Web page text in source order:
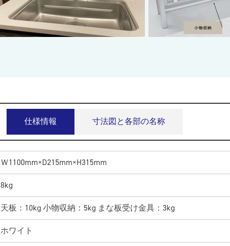
仕様情報 寸法図と各部の名称
Ｗ1100mm×D215mm×H315mm
8kg
天板：10kg 小物収納：5kg まな板受け金具：3kg
ホワイト